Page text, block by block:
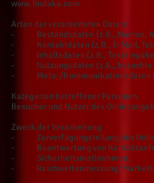
www.lindaka.com
Arten der verarbeiteten Daten:
- Bestandsdaten (z.B., Namen,
- Kontaktdaten (z.B., E-Mail,
- Inhaltsdaten (z.B.,
- Nutzungsdaten (z.B., besuchte
- Meta-/Kommunikationsdaten
Kategorien betroffener Personen
Besucher und Nutzer des
Zweck der Verarbeitung
- Zurverfügungstellung des
- Beantwortung von
- Sicherheitsmaßnahmen.
- Reichweitenmessung/